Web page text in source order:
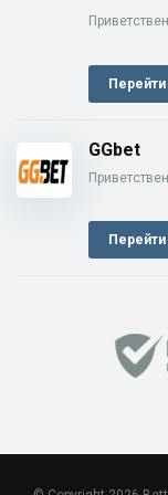
Перейти
GGbet
Перейти